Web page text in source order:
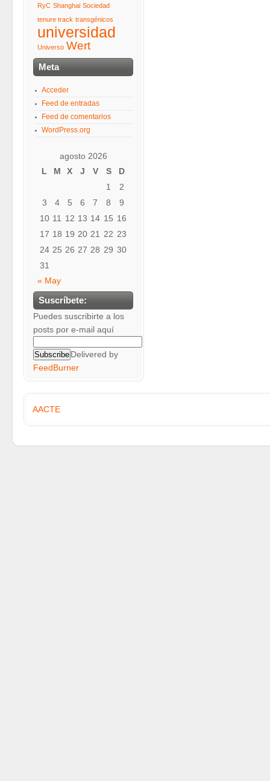
RyC Shanghai Sociedad
tenure track transgénicos
universidad
Universo Wert
Meta
Acceder
Feed de entradas
Feed de comentarios
WordPress.org
agosto 2026
L
M X J V S
D
1
2
3
4 5 6 7 8
9
10 11 12 13 14 15 16
17 18 19 20 21 22 23
24 25 26 27 28 29 30
31
« May
Suscríbete:
Puedes suscribirte a los
posts por e-mail aquí
Delivered by
FeedBurner
AACTE